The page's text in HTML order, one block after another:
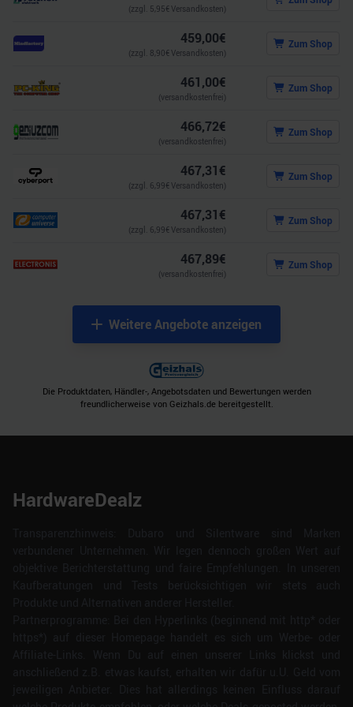
(zzgl. 5,95€ Versandkosten)
459,00€
(zzgl. 8,90€ Versandkosten)
Zum Shop
461,00€
(versandkostenfrei)
Zum Shop
466,72€
(versandkostenfrei)
Zum Shop
467,31€
(zzgl. 6,99€ Versandkosten)
Zum Shop
467,31€
(zzgl. 6,99€ Versandkosten)
Zum Shop
467,89€
(versandkostenfrei)
Zum Shop
Weitere Angebote anzeigen
Die Produktdaten, Händler-, Angebotsdaten und Bewertungen werden
freundlicherweise von Geizhals.de bereitgestellt.
HardwareDealz